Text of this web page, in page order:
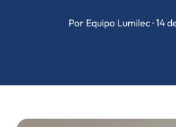
Por Equipo Lumilec · 14